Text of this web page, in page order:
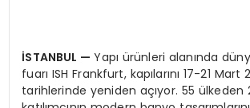
İSTANBUL —Yapı ürünleri alanında
fuarı ISH Frankfurt, kapılarını 17-21 Mart
tarihlerinde yeniden açıyor. 55 ülkeden